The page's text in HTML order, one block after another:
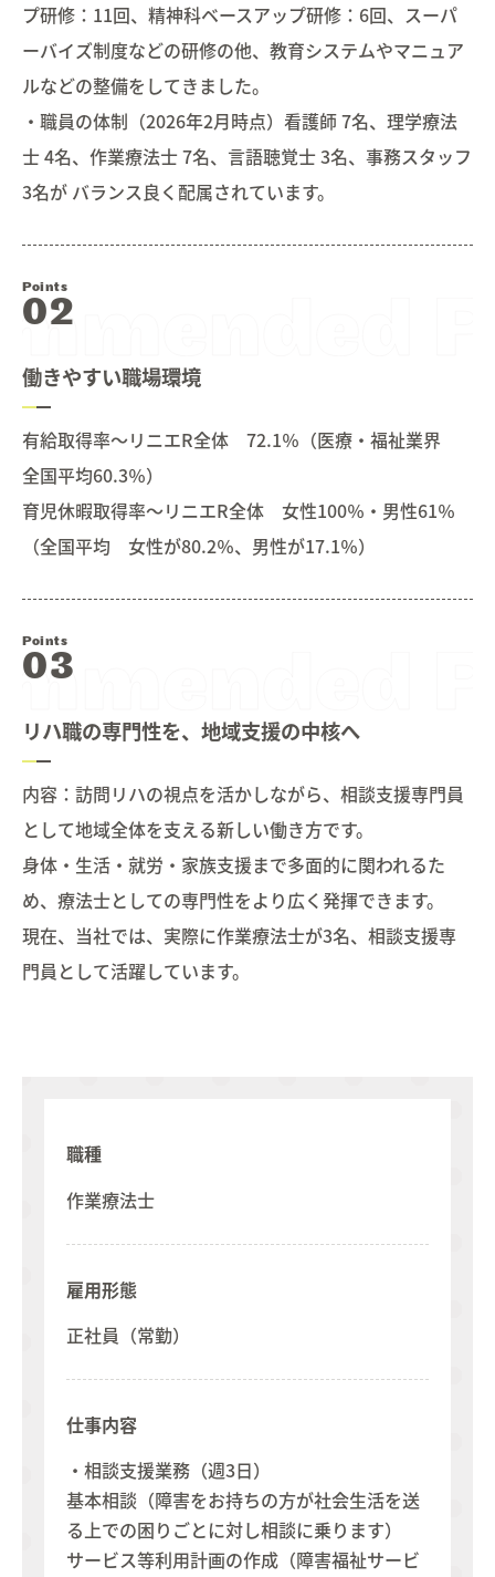
プ研修：11回、精神科ベースアップ研修：6回、スーパ
ーバイズ制度などの研修の他、教育システムやマニュア
ルなどの整備をしてきました。
・職員の体制（2026年2月時点）看護師 7名、理学療法
士 4名、作業療法士 7名、言語聴覚士 3名、事務スタッフ
3名が バランス良く配属されています。
Points
働きやすい職場環境
有給取得率～リニエR全体 72.1％（医療・福祉業界
全国平均60.3％）
育児休暇取得率～リニエR全体 女性100％・男性61％
（全国平均 女性が80.2％、男性が17.1％）
Points
リハ職の専門性を、地域支援の中核へ
内容：訪問リハの視点を活かしながら、相談支援専門員
として地域全体を支える新しい働き方です。
身体・生活・就労・家族支援まで多面的に関われるた
め、療法士としての専門性をより広く発揮できます。
現在、当社では、実際に作業療法士が3名、相談支援専
門員として活躍しています。
職種
作業療法士
雇用形態
正社員（常勤）
仕事内容
・相談支援業務（週3日）
基本相談（障害をお持ちの方が社会生活を送
る上での困りごとに対し相談に乗ります）
サービス等利用計画の作成（障害福祉サービ